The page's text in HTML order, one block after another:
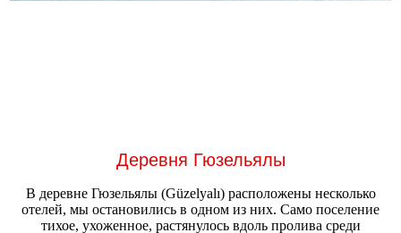
Деревня Гюзельялы
В деревне Гюзельялы (Güzelyalı) расположены несколько
отелей, мы остановились в одном из них. Само поселение
тихое, ухоженное, растянулось вдоль пролива среди